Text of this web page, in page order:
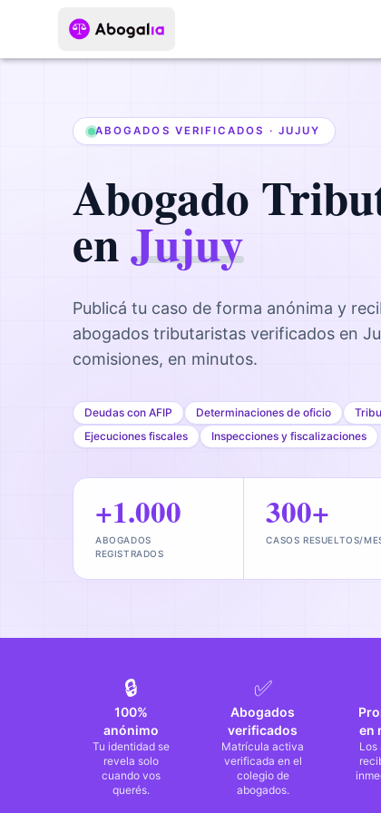
ABOGADOS VERIFICADOS · JUJUY
Abogado
enJujuy
Publicá tu caso de forma anónima y
abogados tributaristas verificados en
comisiones, en minutos.
Deudas con AFIP Determinaciones de oficio
Ejecuciones fiscales
Inspecciones y fiscalizaciones
+1.000
ABOGADOS
REGISTRADOS
300+
CASOS RESUELTOS/
🔒
100%
anónimo
Tu identidad se
revela solo
cuando vos
querés.
✅
Abogados
verificados
Matrícula activa
verificada en el
colegio de
abogados.
en
Los